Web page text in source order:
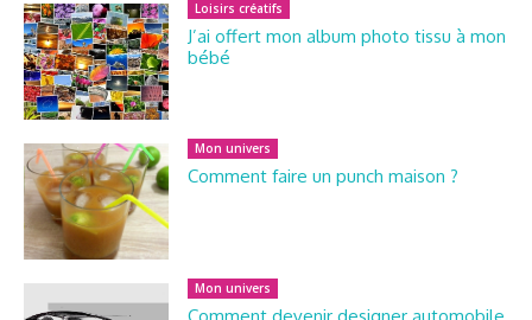
Loisirs créatifs
J’ai offert mon album photo tissu à mon
bébé
Mon univers
Comment faire un punch maison ?
Mon univers
Comment devenir designer automobile